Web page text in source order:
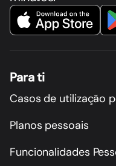
Para ti
Casos de utilização
Planos pessoais
Funcionalidades